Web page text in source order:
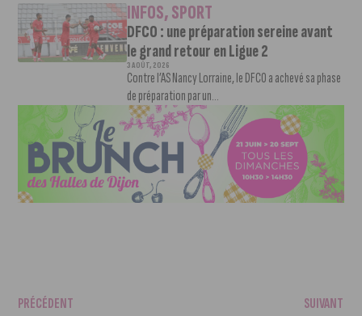
INFOS,SPORT
DFCO : une préparation sereine avant
le grand retour en Ligue 2
3 AOÛT, 2026
Contre l’AS Nancy Lorraine, le DFCO a achevé sa phase
de préparation par un...
PRÉCÉDENT SUIVANT